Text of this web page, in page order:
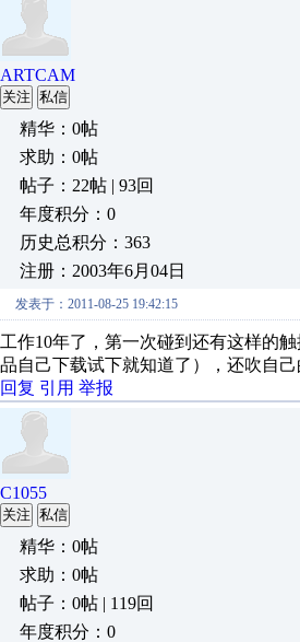
ARTCAM
关注 私信
精华：0帖
求助：0帖
帖子：22帖 | 93回
年度积分：0
历史总积分：363
注册：2003年6月04日
发表于：2011-08-25 19:42:15
工作10年了，第一次碰到还有这样的
品自己下载试下就知道了），还吹自己
回复 引用 举报
C1055
关注 私信
精华：0帖
求助：0帖
帖子：0帖 | 119回
年度积分：0